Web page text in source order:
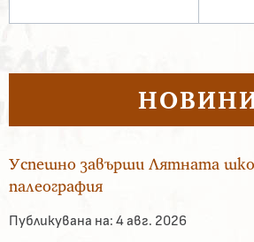
Успешно завърши Лятната
палеография
Публикувана на: 4 авг. 2026